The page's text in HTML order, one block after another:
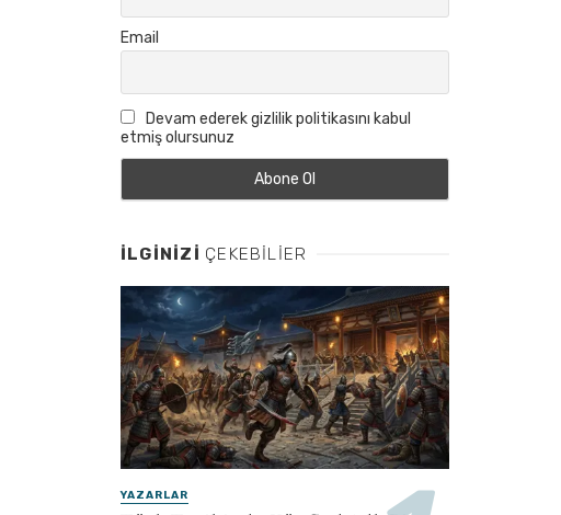
Email
Devam ederek gizlilik politikasını kabul
etmiş olursunuz
İLGINIZI ÇEKEBILIER
YAZARLAR